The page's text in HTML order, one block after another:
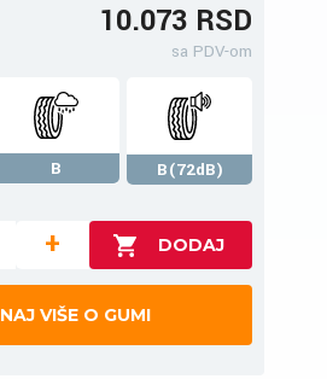
10.073 RSD
sa PDV-om
B
B(72dB)
+
VIŠE O GUMI